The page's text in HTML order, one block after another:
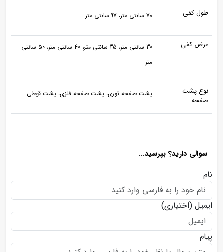
طول کفی 70 سانتی متر، 97 سانتی متر
عرض کفی
30 سانتی متر، 35 سانتی متر، 40 سانتی متر، 50 سانتی
متر
نوع پشت
صفحه
پشت صفحه توری، پشت صفحه فلزی، پشت قوطی
سوالی دارید؟ بپرسید...
نام
ایمیل (اختیاری)
پیام